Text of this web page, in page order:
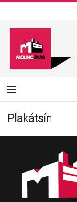
Plakátsín